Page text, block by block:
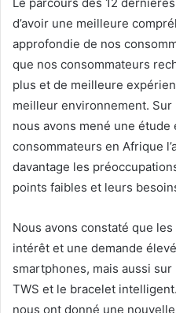
d’avoir une meilleure
approfondie de nos
que nos consommateurs
plus et de meilleure
meilleur environnement.
nous avons mené une
consommateurs en Afrique
davantage les
points faibles et leurs
Nous avons constaté que
intérêt et une demande
smartphones, mais aussi
TWS et le bracelet
nous ont donné une